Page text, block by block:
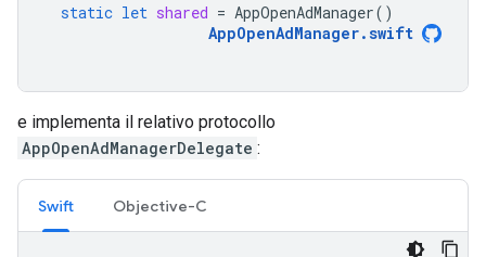
static let shared = AppOpenAdManager()
AppOpenAdManager.swift
e implementa il relativo protocollo
AppOpenAdManagerDelegate :
Swift Objective-C